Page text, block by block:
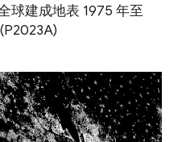
球建成地表 1975 年至